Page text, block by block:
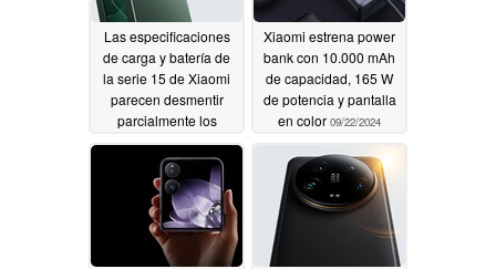
Las especificaciones
de carga y batería de
la serie 15 de Xiaomi
parecen desmentir
parcialmente los
rumores de
actualización en una
nueva filtración
09/22/2024
Xiaomi estrena power
bank con 10.000 mAh
de capacidad, 165 W
de potencia y pantalla
en color 09/22/2024